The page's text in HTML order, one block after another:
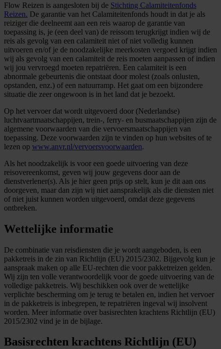
Flow Reizen is aangesloten bij de Stichting Calamiteitenfonds
Reizen. De garantie van het Calamiteitenfonds houdt in dat je als
reiziger die deelneemt aan een reis waarop de garantie van
toepassing is, je (een deel van) de reissom terugkrijgt indien wij de
reis als gevolg van een calamiteit niet of niet volledig kunnen
uitvoeren en/of je de noodzakelijke meerkosten vergoed krijgt indien
wij als gevolg van een calamiteit de reis moeten aanpassen of indien
wij jou vervroegd moeten repatriëren. Een calamiteit is een
abnormale gebeurtenis die ontstaat door molest (zoals onlusten,
opstanden, enz.) of een natuurramp. Het gaat om een bijzondere
situatie die zeer ongewoon is in het land dat je bezoekt.
Op het vervoer dat wordt uitgevoerd door (Nederlandse)
luchtvaartmaatschappijen, trein-, ferry- en busmaatschappijen zijn de
algemene voorwaarden van die vervoersmaatschappijen van
toepassing. Deze voorwaarden zijn te vinden op hun websites of te
lezen op www.anvr.nl/vervoersvoorwaarden.
Als het noodzakelijk is voor een goede uitvoering van deze
reisovereenkomst, geven wij jouw gegevens door aan de
dienstverlener(s). Als je hier geen prijs op stelt, kun je dit aan ons
doorgeven, maar dan zijn wij niet aansprakelijk als die diensten niet
of niet juist kunnen worden uitgevoerd, omdat deze gegevens
ontbreken.
Wettelijke informatie
De combinatie van reisdiensten die je wordt aangeboden, is een
pakketreis in de zin van Richtlijn (EU) 2015/2302. Bijgevolg kun je
aanspraak maken op alle EU-rechten die voor pakketreizen gelden.
Wij zijn ten volle verantwoordelijk voor de goede uitvoering van de
volledige pakketreis. Wij beschikken ook over de wettelijke
verplichte bescherming om je terug te betalen en, indien het vervoer
in de pakketreis is inbegrepen, te repatriëren ingeval wij insolvent
worden. Meer informatie over basisrechten krachtens Richtlijn (EU)
2015/2302 vind je in de bijlage.
Basisrechten krachtens Richtlijn (EU)